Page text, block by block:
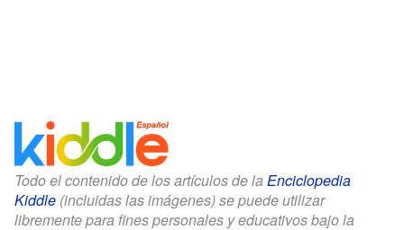
Todo el contenido de los artículos de la Enciclopedia
Kiddle (incluidas las imágenes) se puede utilizar
libremente para fines personales y educativos bajo la